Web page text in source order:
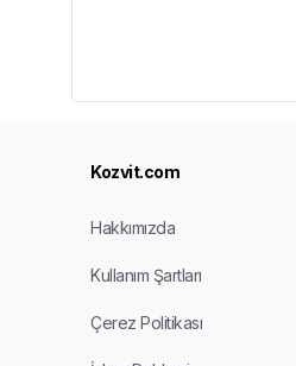
Kozvit.com
Hakkımızda
Kullanım Şartları
Çerez Politikası